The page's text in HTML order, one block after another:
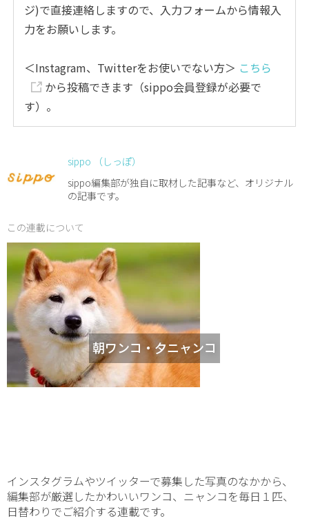
ジ)で直接連絡しますので、入力フォームから情報入
力をお願いします。
＜Instagram、Twitterをお使いでない方＞ こちら
から投稿できます（sippo会員登録が必要で
す）。
sippo （しっぽ）
sippo編集部が独自に取材した記事など、オリジナル
の記事です。
この連載について
朝ワンコ・夕ニャンコ
インスタグラムやツイッターで募集した写真のなかから、
編集部が厳選したかわいいワンコ、ニャンコを毎日１匹、
日替わりでご紹介する連載です。